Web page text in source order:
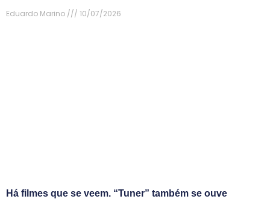
Eduardo Marino
10/07/2026
Há filmes que se veem. “Tuner” também se ouve